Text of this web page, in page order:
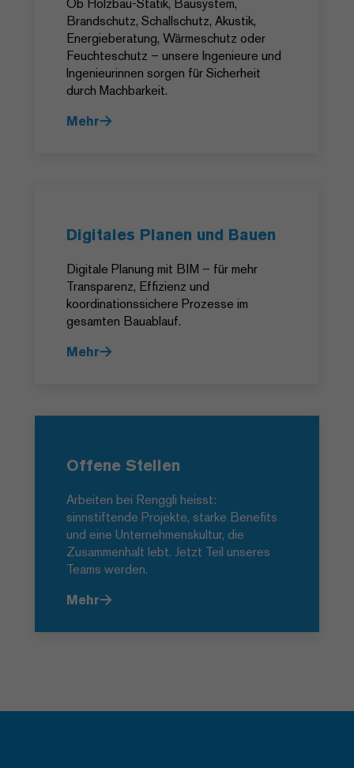
Ob Holzbau-Statik, Bausystem,
Brandschutz, Schallschutz, Akustik,
Energieberatung, Wärmeschutz oder
Feuchteschutz – unsere Ingenieure und
Ingenieurinnen sorgen für Sicherheit
durch Machbarkeit.
Mehr
Digitales Planen und Bauen
Digitale Planung mit BIM – für mehr
Transparenz, Effizienz und
koordinationssichere Prozesse im
gesamten Bauablauf.
Mehr
Offene Stellen
Arbeiten bei Renggli heisst:
sinnstiftende Projekte, starke Benefits
und eine Unternehmenskultur, die
Zusammenhalt lebt. Jetzt Teil unseres
Teams werden.
Mehr